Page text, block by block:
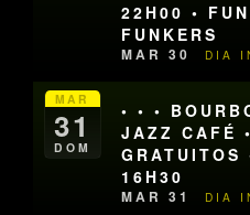
22H00 •
FUNKERS
MAR 30 DIA
MAR
31
DOM
• • •
JAZZ CAFÉ
GRATUITOS
16H30
MAR 31 DIA